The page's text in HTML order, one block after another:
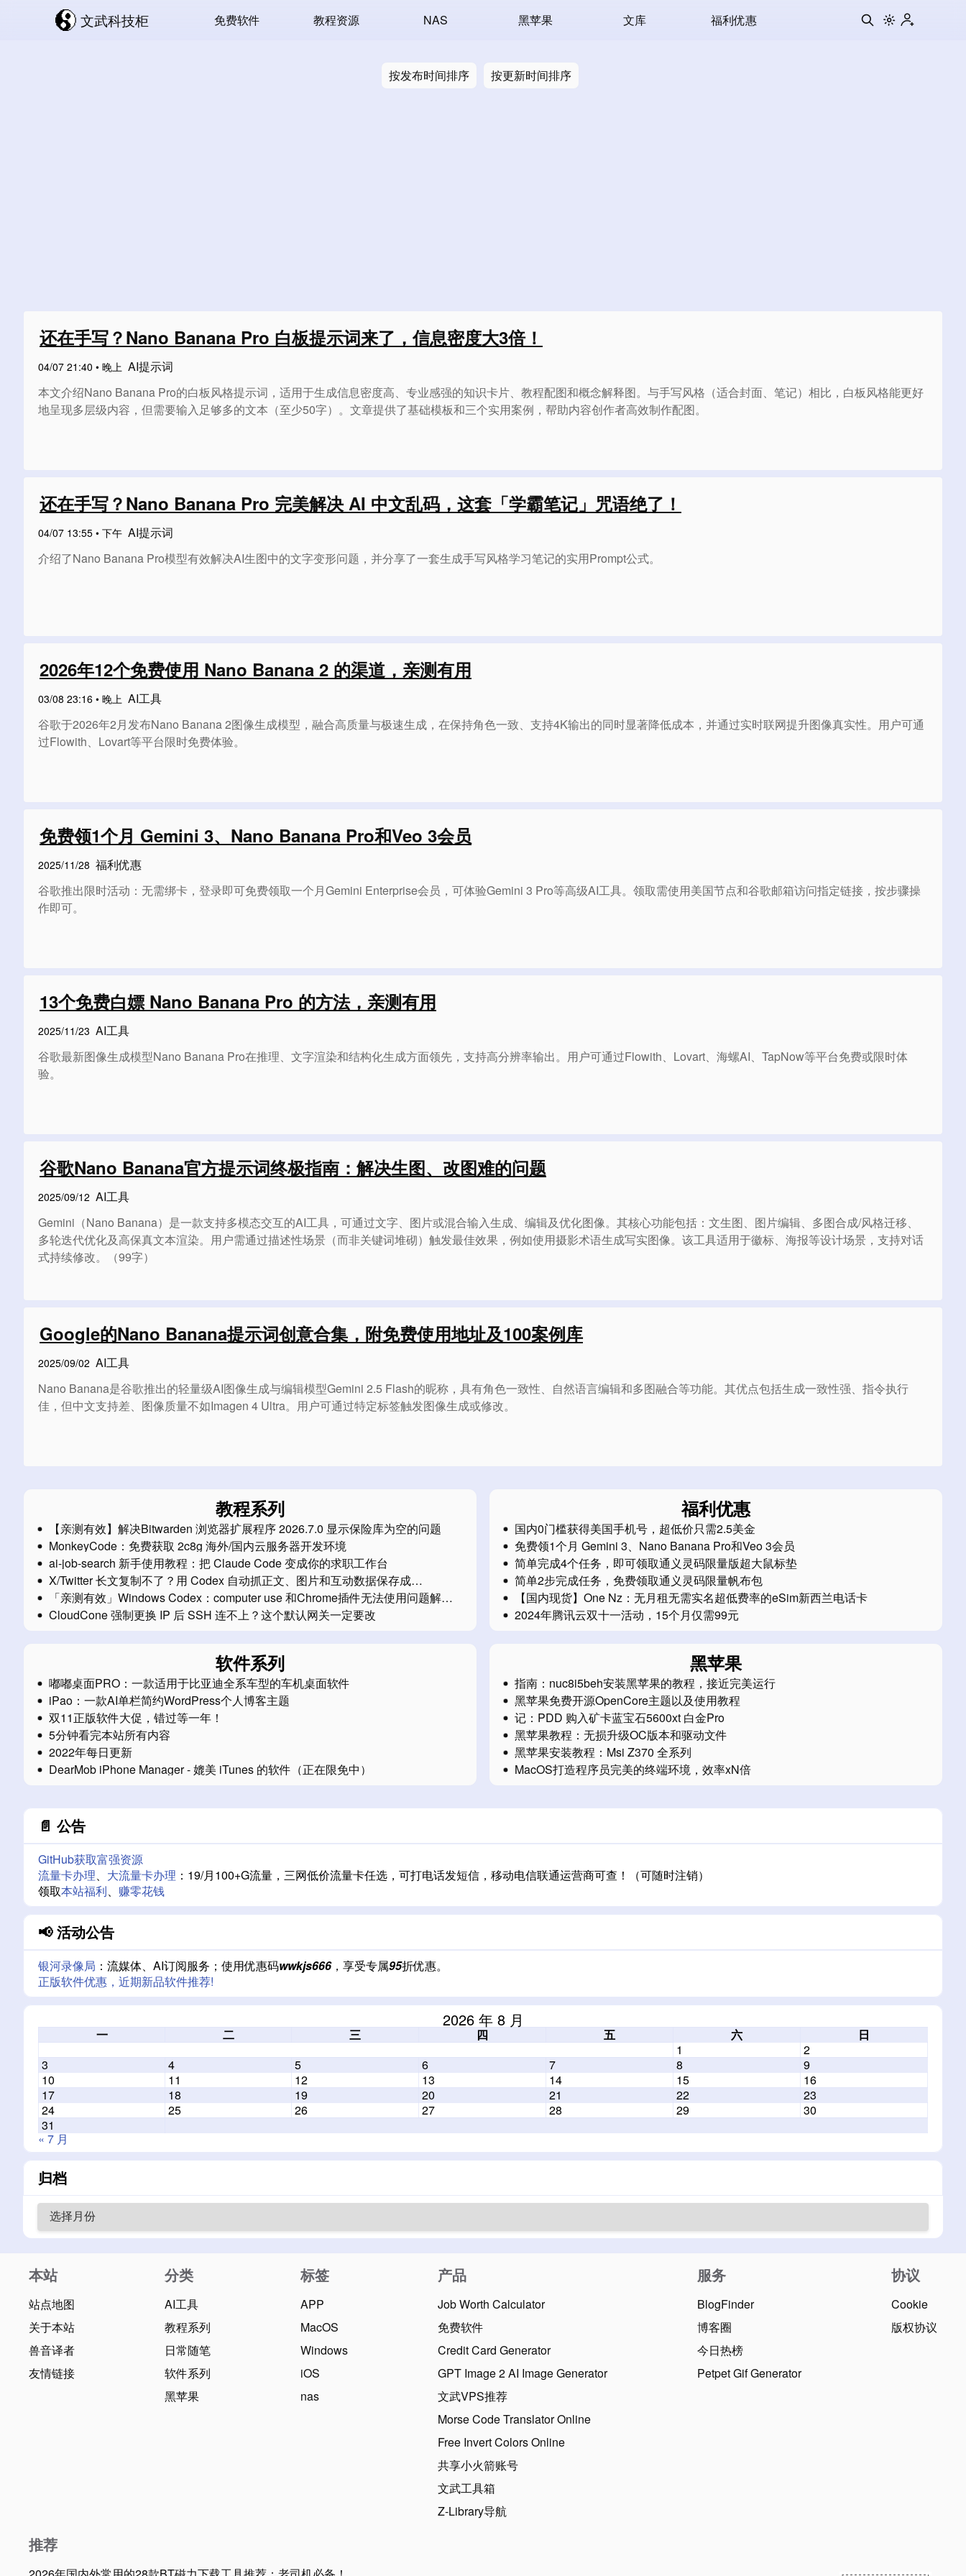
文武科技柜 免费软件 教程资源 NAS 黑苹果 文库 福利优惠
按发布时间排序 按更新时间排序
还在手写？Nano Banana Pro 白板提示词来了，信息密度大3倍！
04/07 21:40 • 晚上 AI提示词
本文介绍Nano Banana Pro的白板风格提示词，适用于生成信息密度高、专业感强的知识卡片、教程配图和概念解释图。与手写风格（适合封面、笔记）相比，白板风格能更好
地呈现多层级内容，但需要输入足够多的文本（至少50字）。文章提供了基础模板和三个实用案例，帮助内容创作者高效制作配图。
还在手写？Nano Banana Pro 完美解决 AI 中文乱码，这套「学霸笔记」咒语绝了！
04/07 13:55 • 下午 AI提示词
介绍了Nano Banana Pro模型有效解决AI生图中的文字变形问题，并分享了一套生成手写风格学习笔记的实用Prompt公式。
2026年12个免费使用 Nano Banana 2 的渠道，亲测有用
03/08 23:16 • 晚上 AI工具
谷歌于2026年2月发布Nano Banana 2图像生成模型，融合高质量与极速生成，在保持角色一致、支持4K输出的同时显著降低成本，并通过实时联网提升图像真实性。用户可通
过Flowith、Lovart等平台限时免费体验。
免费领1个月 Gemini 3、Nano Banana Pro和Veo 3会员
2025/11/28 福利优惠
谷歌推出限时活动：无需绑卡，登录即可免费领取一个月Gemini Enterprise会员，可体验Gemini 3 Pro等高级AI工具。领取需使用美国节点和谷歌邮箱访问指定链接，按步骤操
作即可。
13个免费白嫖 Nano Banana Pro 的方法，亲测有用
2025/11/23 AI工具
谷歌最新图像生成模型Nano Banana Pro在推理、文字渲染和结构化生成方面领先，支持高分辨率输出。用户可通过Flowith、Lovart、海螺AI、TapNow等平台免费或限时体
验。
谷歌Nano Banana官方提示词终极指南：解决生图、改图难的问题
2025/09/12 AI工具
Gemini（Nano Banana）是一款支持多模态交互的AI工具，可通过文字、图片或混合输入生成、编辑及优化图像。其核心功能包括：文生图、图片编辑、多图合成/风格迁移、
多轮迭代优化及高保真文本渲染。用户需通过描述性场景（而非关键词堆砌）触发最佳效果，例如使用摄影术语生成写实图像。该工具适用于徽标、海报等设计场景，支持对话
式持续修改。（99字）
Google的Nano Banana提示词创意合集，附免费使用地址及100案例库
2025/09/02 AI工具
Nano Banana是谷歌推出的轻量级AI图像生成与编辑模型Gemini 2.5 Flash的昵称，具有角色一致性、自然语言编辑和多图融合等功能。其优点包括生成一致性强、指令执行
佳，但中文支持差、图像质量不如Imagen 4 Ultra。用户可通过特定标签触发图像生成或修改。
教程系列
【亲测有效】解决Bitwarden 浏览器扩展程序 2026.7.0 显示保险库为空的问题
MonkeyCode：免费获取 2c8g 海外/国内云服务器开发环境
ai-job-search 新手使用教程：把 Claude Code 变成你的求职工作台
X/Twitter 长文复制不了？用 Codex 自动抓正文、图片和互动数据保存成
Markdown
「亲测有效」Windows Codex：computer use 和Chrome插件无法使用问题解决
方案
CloudCone 强制更换 IP 后 SSH 连不上？这个默认网关一定要改
福利优惠
国内0门槛获得美国手机号，超低价只需2.5美金
免费领1个月 Gemini 3、Nano Banana Pro和Veo 3会员
简单完成4个任务，即可领取通义灵码限量版超大鼠标垫
简单2步完成任务，免费领取通义灵码限量帆布包
【国内现货】One Nz：无月租无需实名超低费率的eSim新西兰电话卡
2024年腾讯云双十一活动，15个月仅需99元
软件系列
嘟嘟桌面PRO：一款适用于比亚迪全系车型的车机桌面软件
iPao：一款AI单栏简约WordPress个人博客主题
双11正版软件大促，错过等一年！
5分钟看完本站所有内容
2022年每日更新
DearMob iPhone Manager - 媲美 iTunes 的软件（正在限免中）
黑苹果
指南：nuc8i5beh安装黑苹果的教程，接近完美运行
黑苹果免费开源OpenCore主题以及使用教程
记：PDD 购入矿卡蓝宝石5600xt 白金Pro
黑苹果教程：无损升级OC版本和驱动文件
黑苹果安装教程：Msi Z370 全系列
MacOS打造程序员完美的终端环境，效率xN倍
📄 公告
GitHub获取富强资源
流量卡办理、 大流量卡办理 ：19/月100+G流量，三网低价流量卡任选，可打电话发短信，移动电信联通运营商可查！（可随时注销）
领取本站福利、 赚零花钱
📢 活动公告
银河录像局 ：流媒体、AI订阅服务；使用优惠码wwkjs666，享受专属95折优惠。
正版软件优惠，近期新品软件推荐!
2026 年 8 月
一 二 三 四 五 六
日
1
2
3
4 5 6 7 8
9
10
11 12 13 14 15
16
17
18 19 20 21 22
23
24
25 26 27 28 29
30
31
« 7 月
归档
本站
站点地图
关于本站
兽音译者
友情链接
分类
AI工具
教程系列
日常随笔
软件系列
黑苹果
标签
APP
MacOS
Windows
iOS
nas
产品
Job Worth Calculator
免费软件
Credit Card Generator
GPT Image 2 AI Image Generator
文武VPS推荐
Morse Code Translator Online
Free Invert Colors Online
共享小火箭账号
文武工具箱
Z-Library导航
服务
BlogFinder
博客圈
今日热榜
Petpet Gif Generator
协议
Cookie
版权协议
推荐